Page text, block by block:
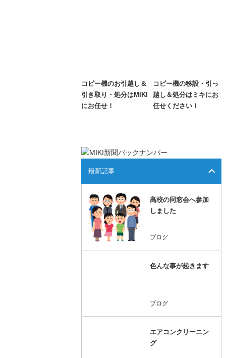
コピー機のお引越し＆
引き取り・処分はMIKI
にお任せ！
コピー機の移設・引っ
越し＆処分はミキにお
任せください！
最新記事
高校の同窓会へ参加
しました
ブログ
色んな事が起きます
ブログ
エアコンクリーニン
グ